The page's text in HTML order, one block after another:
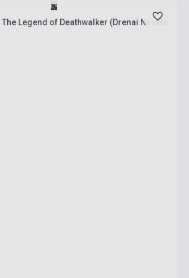
Legend of Deathwalker (Drenai Novels